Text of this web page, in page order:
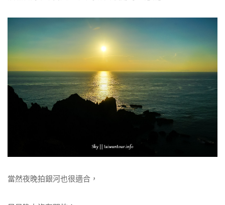
當然夜晚拍銀河也很適合，